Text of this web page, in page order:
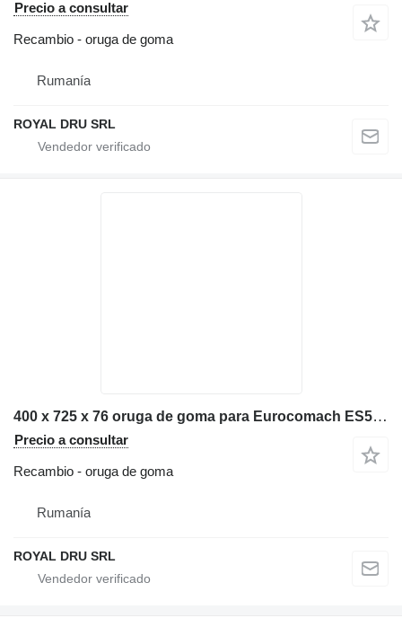
Precio a consultar
Recambio - oruga de goma
Rumanía
ROYAL DRU SRL
400 x 725 x 76 oruga de goma para Eurocomach ES57ZT miniexcavadora
Precio a consultar
Recambio - oruga de goma
Rumanía
ROYAL DRU SRL